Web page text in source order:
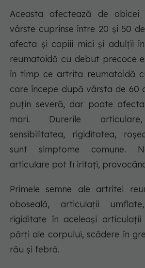
Aceasta afectează de obicei
vârste cuprinse între 20 și 50
afecta și copiii mici și adulții
reumatoidă cu debut precoce
în timp ce artrita reumatoidă
care începe după vârsta de 60
puțin severă, dar poate
mari. Durerile
sensibilitatea, rigiditatea,
sunt simptome comune.
articulare pot fi iritați,
Primele semne ale artritei
oboseală, articulații
rigiditate în aceleași
părți ale corpului, scădere în
rău și febră.